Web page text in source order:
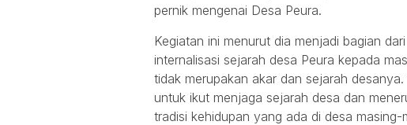
pernik mengenai Desa Peura.
Kegiatan ini menurut dia menjadi bagian
internalisasi sejarah desa Peura kepada
tidak merupakan akar dan sejarah
untuk ikut menjaga sejarah desa dan
tradisi kehidupan yang ada di desa masing-